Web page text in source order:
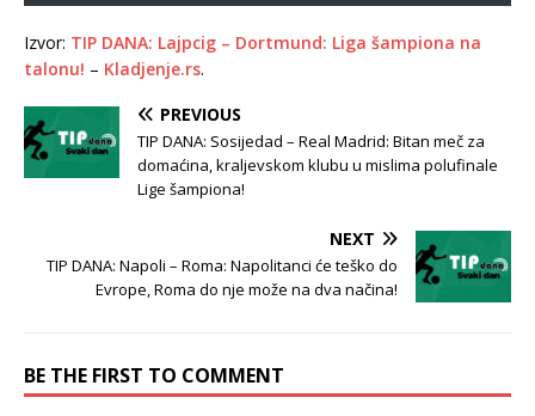
Izvor: TIP DANA: Lajpcig – Dortmund: Liga šampiona na
talonu! – Kladjenje.rs.
PREVIOUS
TIP DANA: Sosijedad – Real Madrid: Bitan meč za
domaćina, kraljevskom klubu u mislima polufinale
Lige šampiona!
NEXT
TIP DANA: Napoli – Roma: Napolitanci će teško do
Evrope, Roma do nje može na dva načina!
BE THE FIRST TO COMMENT